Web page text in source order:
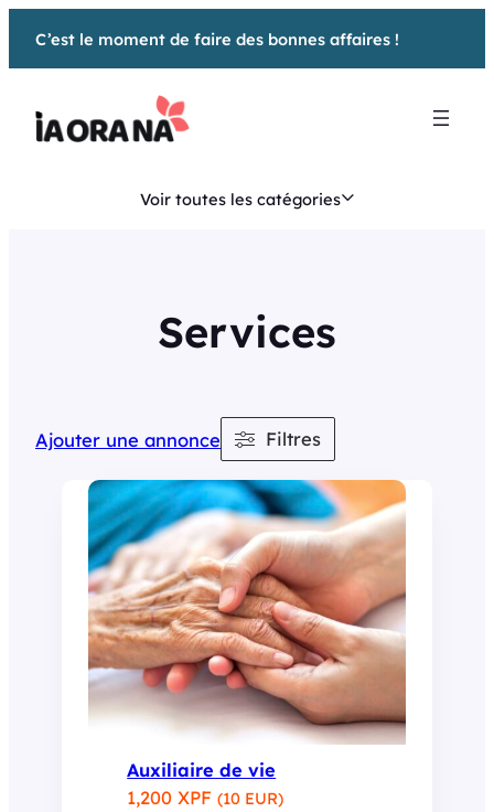
C’est le moment de faire des bonnes affaires !
Voir toutes les catégories
Services
Auxiliaire de vie
1,200 XPF(10 EUR)
Ajouter une annonce Filtres